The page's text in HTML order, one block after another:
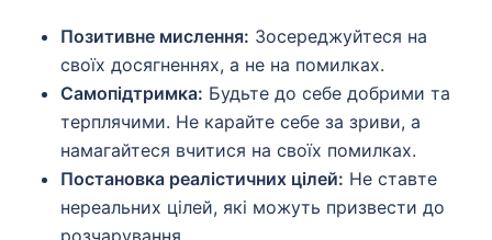
Позитивне мислення: Зосереджуйтеся на
своїх досягненнях, а не на помилках.
Самопідтримка: Будьте до себе добрими та
терплячими. Не карайте себе за зриви, а
намагайтеся вчитися на своїх помилках.
Постановка реалістичних цілей: Не ставте
нереальних цілей, які можуть призвести до